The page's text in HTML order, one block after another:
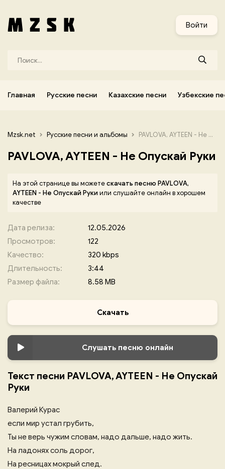
Войти
Главная Русские песни Казахские песни Узбекские
Mzsk.net Русские песни и альбомы PAVLOVA, AYTEEN - Не Опускай Руки
PAVLOVA, AYTEEN - Не Опускай Руки
На этой странице вы можетескачать песню PAVLOVA,
AYTEEN - Не Опускай Рукиили слушайте онлайн в хорошем
качестве
Дата релиза:
12.05.2026
Просмотров:
122
Качество:
320 kbps
Длительность:
3:44
Размер файла:
8.58 MB
Скачать
Слушать песню онлайн
Текст песни PAVLOVA, AYTEEN - Не Опускай
Руки
Валерий Курас
если мир устал грубить,
Ты не верь чужим словам, надо дальше, надо жить.
На ладонях соль дорог,
На ресницах мокрый след.
Узбекские песни Корейские песни